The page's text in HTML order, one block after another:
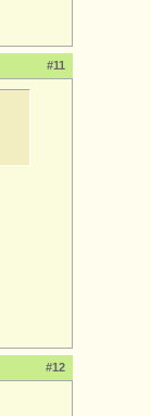
#11
#12